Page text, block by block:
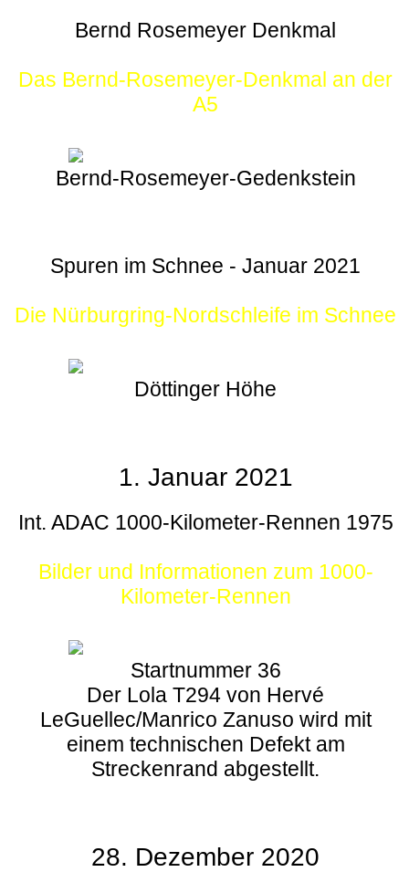
Bernd Rosemeyer Denkmal
Das Bernd-Rosemeyer-Denkmal an der
A5
Bernd-Rosemeyer-Gedenkstein
Spuren im Schnee - Januar 2021
Die Nürburgring-Nordschleife im Schnee
Döttinger Höhe
1. Januar 2021
Int. ADAC 1000-Kilometer-Rennen 1975
Bilder und Informationen zum 1000-
Kilometer-Rennen
Startnummer 36
Der Lola T294 von Hervé
LeGuellec/Manrico Zanuso wird mit
einem technischen Defekt am
Streckenrand abgestellt.
28. Dezember 2020